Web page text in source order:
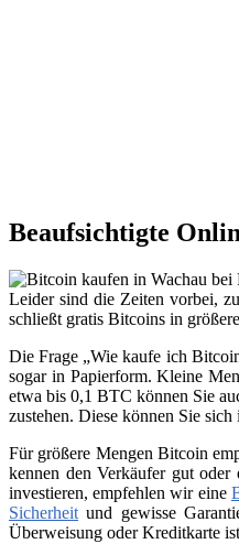
Beaufsichtigte
Leider sind die Zeiten vorbei,
schließt gratis Bitcoins in
Die Frage „Wie kaufe ich
sogar in Papierform. Kleine
etwa bis 0,1 BTC können Sie
zustehen. Diese können Sie
Für größere Mengen Bitcoin
kennen den Verkäufer gut
investieren, empfehlen wir eine
Sicherheit und gewisse
Überweisung oder Kreditkarte